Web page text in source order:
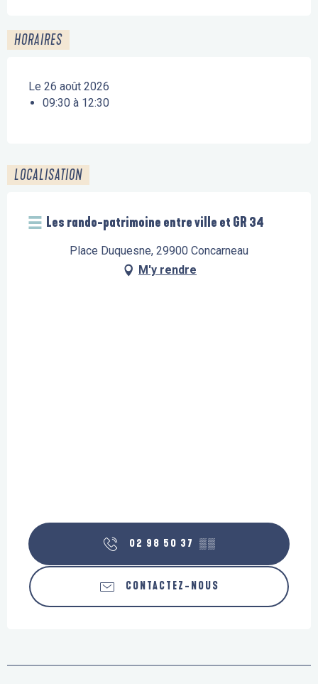
HORAIRES
Le 26 août 2026
09:30 à 12:30
LOCALISATION
Les rando-patrimoine entre ville et GR 34
Place Duquesne, 29900 Concarneau
M'y rendre
02 98 50 37 ▒▒
CONTACTEZ-NOUS